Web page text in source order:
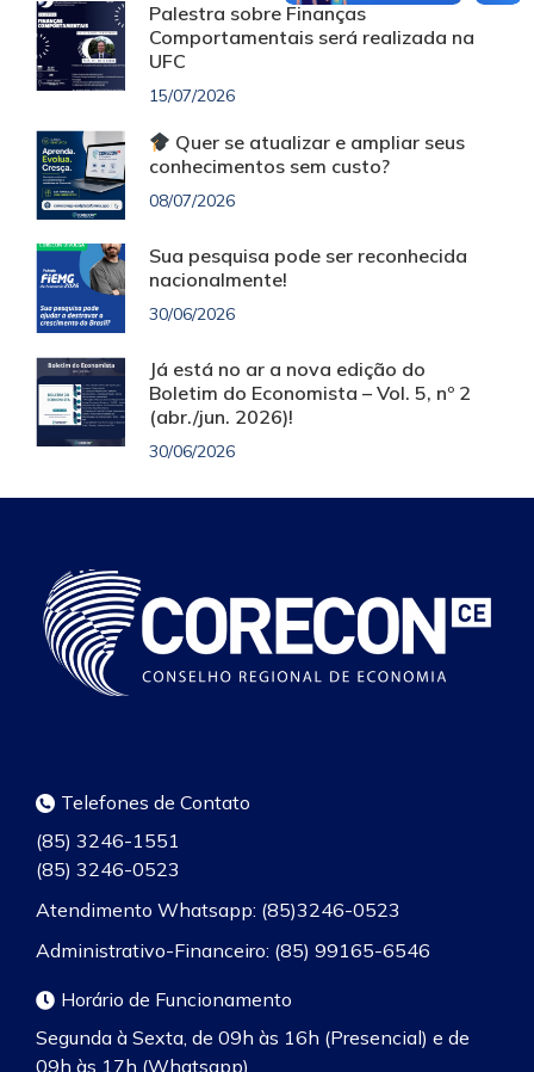
Palestra sobre Finanças
Comportamentais será realizada na
UFC
15/07/2026
Quer se atualizar e ampliar seus
conhecimentos sem custo?
08/07/2026
Sua pesquisa pode ser reconhecida
nacionalmente!
30/06/2026
Já está no ar a nova edição do
Boletim do Economista – Vol. 5, nº 2
(abr./jun. 2026)!
30/06/2026
Telefones de Contato
(85) 3246-1551
(85) 3246-0523
Atendimento Whatsapp: (85)3246-0523
Administrativo-Financeiro: (85) 99165-6546
Horário de Funcionamento
Segunda à Sexta, de 09h às 16h (Presencial) e de
09h às 17h (Whatsapp)